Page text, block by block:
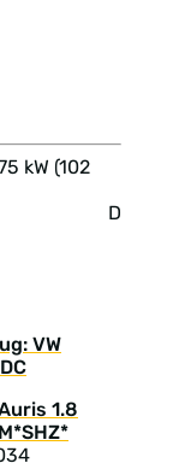
kW (102
D
VW